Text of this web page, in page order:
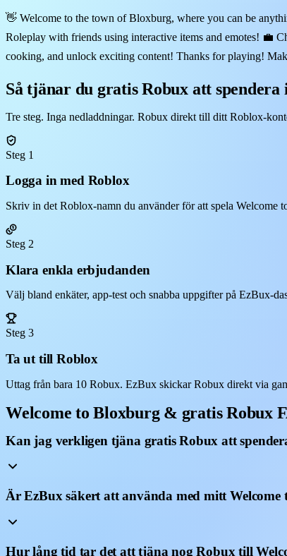
👋 Welcome to the town of Bloxburg, where you can be
Roleplay with friends using interactive items and emotes! 💼
cooking, and unlock exciting content! Thanks for playing!
Så tjänar du gratis Robux att
Tre steg. Inga nedladdningar. Robux direkt till ditt Roblox-
Steg 1
Logga in med Roblox
Skriv in det Roblox-namn du använder för att spela Welcome
Steg 2
Klara enkla erbjudanden
Välj bland enkäter, app-test och snabba uppgifter på EzBux-
Steg 3
Ta ut till Roblox
Uttag från bara 10 Robux. EzBux skickar Robux direkt via
Welcome to Bloxburg & gratis Robux
Kan jag verkligen tjäna gratis Robux att
Är EzBux säkert att använda med mitt
Hur lång tid tar det att tjäna nog Robux till